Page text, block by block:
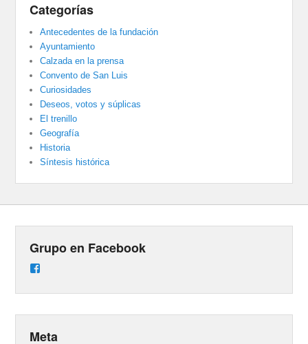
Categorías
Antecedentes de la fundación
Ayuntamiento
Calzada en la prensa
Convento de San Luis
Curiosidades
Deseos, votos y súplicas
El trenillo
Geografía
Historia
Síntesis histórica
Grupo en Facebook
Meta